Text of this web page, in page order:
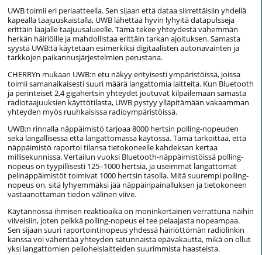
UWB toimii eri periaatteella. Sen sijaan että dataa siirrettäisiin yhdellä
kapealla taajuuskaistalla, UWB lähettää hyvin lyhyitä datapulsseja
erittäin laajalle taajuusalueelle. Tämä tekee yhteydestä vähemmän
herkän häiriöille ja mahdollistaa erittäin tarkan ajoituksen. Samasta
syystä UWB:tä käytetään esimerkiksi digitaalisten autonavainten ja
tarkkojen paikannusjärjestelmien perustana.
CHERRYn mukaan UWB:n etu näkyy erityisesti ympäristöissä, joissa
toimii samanaikaisesti suuri määrä langattomia laitteita. Kun Bluetooth
ja perinteiset 2,4 gigahertsin yhteydet joutuvat kilpailemaan samasta
radiotaajuuksien käyttötilasta, UWB pystyy ylläpitämään vakaamman
yhteyden myös ruuhkaisissa radioympäristöissä.
UWB:n rinnalla näppäimistö tarjoaa 8000 hertsin polling-nopeuden
sekä langallisessa että langattomassa käytössä. Tämä tarkoittaa, että
näppäimistö raportoi tilansa tietokoneelle kahdeksan kertaa
millisekunnissa. Vertailun vuoksi Bluetooth-näppäimistöissä polling-
nopeus on tyypillisesti 125–1000 hertsiä, ja useimmat langattomat
pelinäppäimistöt toimivat 1000 hertsin tasolla. Mitä suurempi polling-
nopeus on, sitä lyhyemmäksi jää näppäinpainalluksen ja tietokoneen
vastaanottaman tiedon välinen viive.
Käytännössä ihmisen reaktioaika on moninkertainen verrattuna näihin
viiveisiin, joten pelkkä polling-nopeus ei tee pelaajasta nopeampaa.
Sen sijaan suuri raportointinopeus yhdessä häiriöttömän radiolinkin
kanssa voi vähentää yhteyden satunnaista epävakautta, mikä on ollut
yksi langattomien pelioheislaitteiden suurimmista haasteista.